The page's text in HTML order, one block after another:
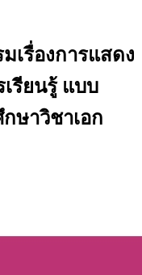
เรื่องการแสดง
รียนรู้ แบบ
ษาวิชาเอก